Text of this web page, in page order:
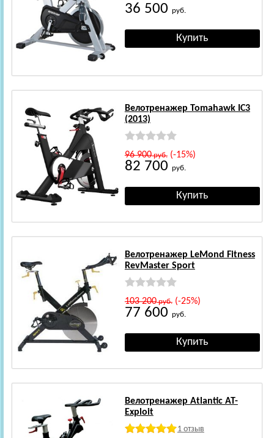
36 500 руб.
Велотренажер Tomahawk IC3
(2013)
96 900руб.(-15%)
82 700 руб.
Велотренажер LeMond Fitness
RevMaster Sport
103 200руб.(-25%)
77 600 руб.
Велотренажер Atlantic AT-
Exploit
1 отзыв